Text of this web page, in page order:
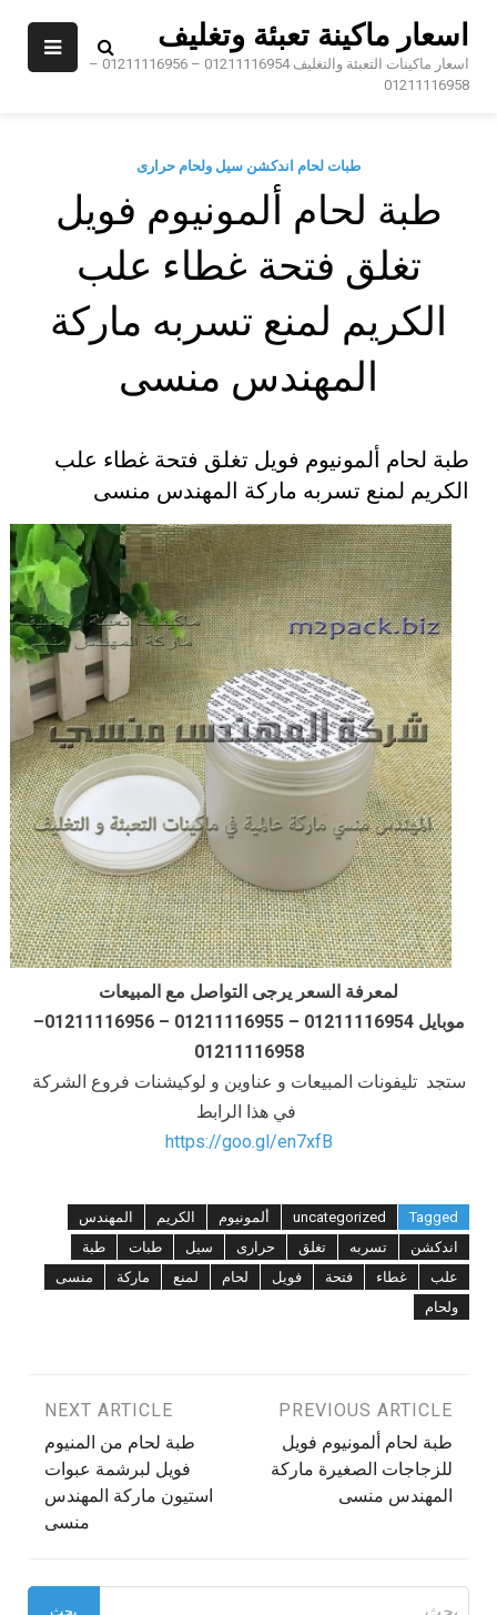
اسعار ماكينة تعبئة وتغليف
اسعار ماكينات التعبئة والتغليف 01211116954 – 01211116956 –
01211116958
طبات لحام اندكشن سيل ولحام حرارى
طبة لحام ألمونيوم فويل
تغلق فتحة غطاء علب
الكريم لمنع تسربه ماركة
المهندس منسى
طبة لحام ألمونيوم فويل تغلق فتحة غطاء علب
الكريم لمنع تسربه ماركة المهندس منسى
لمعرفة السعر يرجى التواصل مع المبيعات
موبايل 01211116954 – 01211116955 – 01211116956–
01211116958
ستجد تليفونات المبيعات و عناوين و لوكيشنات فروع الشركة
في هذا الرابط
https://goo.gl/en7xfB
Tagged
uncategorized ألمونيوم الكريم
المهندس
اندكشن
تسربه تغلق حرارى سيل طبات
طبة
علب
غطاء فتحة فويل لحام لمنع ماركة
منسى
ولحام
تصفّح
المقالات
PREVIOUS ARTICLE
طبة لحام ألمونيوم فويل
للزجاجات الصغيرة ماركة
المهندس منسى
NEXT ARTICLE
طبة لحام من المنيوم
فويل لبرشمة عبوات
استيون ماركة المهندس
منسى